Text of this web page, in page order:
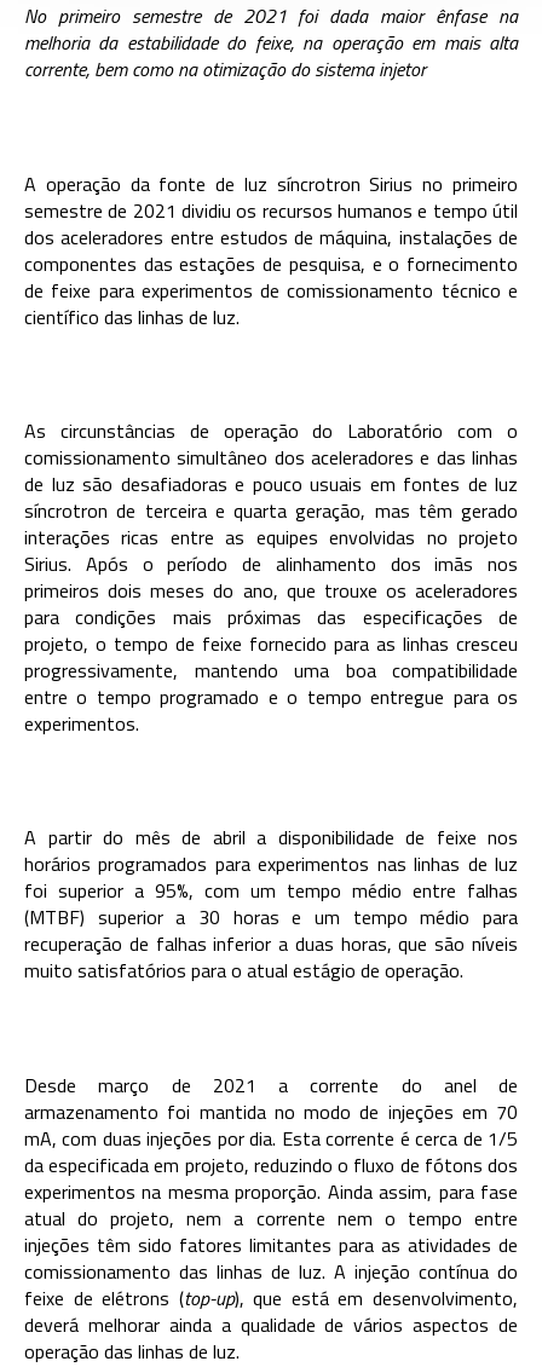
No primeiro semestre de 2021 foi dada maior ênfase na
melhoria da estabilidade do feixe, na operação em mais alta
corrente, bem como na otimização do sistema injetor
A operação da fonte de luz síncrotron Sirius no primeiro
semestre de 2021 dividiu os recursos humanos e tempo útil
dos aceleradores entre estudos de máquina, instalações de
componentes das estações de pesquisa, e o fornecimento
de feixe para experimentos de comissionamento técnico e
científico das linhas de luz.
As circunstâncias de operação do Laboratório com o
comissionamento simultâneo dos aceleradores e das linhas
de luz são desafiadoras e pouco usuais em fontes de luz
síncrotron de terceira e quarta geração, mas têm gerado
interações ricas entre as equipes envolvidas no projeto
Sirius. Após o período de alinhamento dos imãs nos
primeiros dois meses do ano, que trouxe os aceleradores
para condições mais próximas das especificações de
projeto, o tempo de feixe fornecido para as linhas cresceu
progressivamente, mantendo uma boa compatibilidade
entre o tempo programado e o tempo entregue para os
experimentos.
A partir do mês de abril a disponibilidade de feixe nos
horários programados para experimentos nas linhas de luz
foi superior a 95%, com um tempo médio entre falhas
(MTBF) superior a 30 horas e um tempo médio para
recuperação de falhas inferior a duas horas, que são níveis
muito satisfatórios para o atual estágio de operação.
Desde março de 2021 a corrente do anel de
armazenamento foi mantida no modo de injeções em 70
mA, com duas injeções por dia. Esta corrente é cerca de 1/5
da especificada em projeto, reduzindo o fluxo de fótons dos
experimentos na mesma proporção. Ainda assim, para fase
atual do projeto, nem a corrente nem o tempo entre
injeções têm sido fatores limitantes para as atividades de
comissionamento das linhas de luz. A injeção contínua do
feixe de elétrons (top-up), que está em desenvolvimento,
deverá melhorar ainda a qualidade de vários aspectos de
operação das linhas de luz.